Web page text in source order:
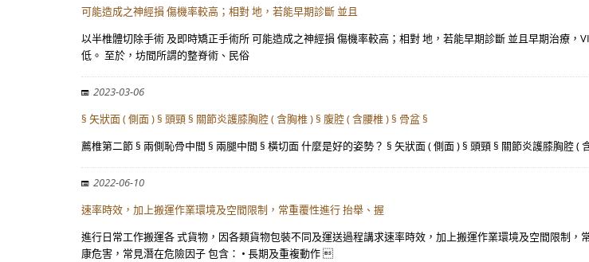
可能造成之神經損 傷機率較高；相對 地，若能早期診斷 並且
以半椎體切除手術 及即時矯正手術所 可能造成之神經損 傷機率較高；相對 地，若能早期診斷 並且早期治療
低。 至於，坊間所謂的整脊術、民俗
2023-03-06
§ 矢狀面 ( 側面 ) § 頭頸 § 關節炎護膝胸腔 ( 含胸椎 ) § 腹腔 ( 含腰椎 ) § 骨盆 §
薦椎第二節 § 兩側恥骨中間 § 兩腿中間 § 橫切面 什麼是好的姿勢？ § 矢狀面 ( 側面 ) § 頭頸 § 關節炎護膝胸腔 (
2022-06-10
速率時效，加上搬運作業環境及空間限制，常重覆性進行 抬舉、握
進行日常工作搬運各 式貨物，因各類貨物包裝不同及運送過程講求速率時效，加上搬運作業環境及空間限制
康危害，常見潛在危險因子 包含： • 長期及重複動作 